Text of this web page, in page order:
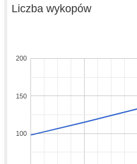
Liczba wykopów
100
150
200